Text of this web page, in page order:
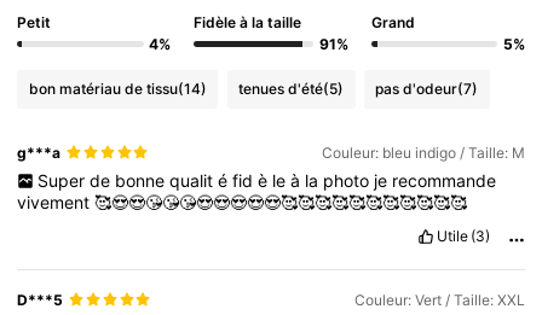
Petit
4%
Fidèle à la taille
91%
Grand
5%
bon matériau de tissu(14) tenues d'été(5) pas d'odeur(7)
g***a Couleur: bleu indigo / Taille: M
Super de bonne qualit é fid è le à la photo je recommande
vivement🥰😍😍😘😘😘😍😍😍😍😍🥰🥰🥰🥰🥰🥰🥰🥰🥰🥰🥰
Utile (3)
D***5 Couleur: Vert / Taille: XXL